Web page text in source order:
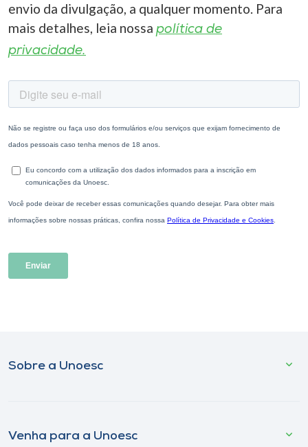
envio da divulgação, a qualquer momento. Para
mais detalhes, leia nossa política de
privacidade.
Sobre a Unoesc
Venha para a Unoesc